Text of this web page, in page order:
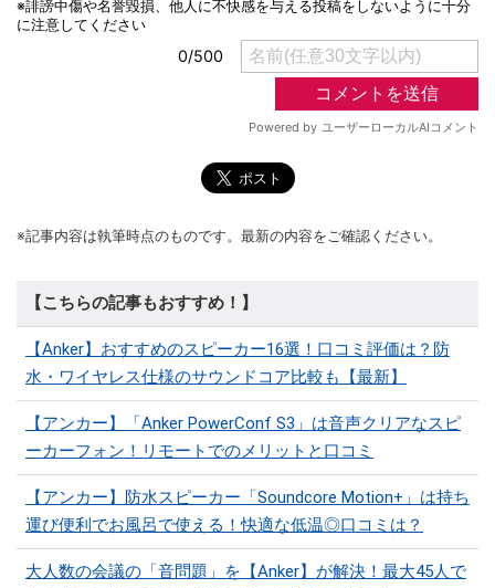
※記事内容は執筆時点のものです。最新の内容をご確認ください。
【こちらの記事もおすすめ！】
【Anker】おすすめのスピーカー16選！口コミ評価は？防
水・ワイヤレス仕様のサウンドコア比較も【最新】
【アンカー】「Anker PowerConf S3」は音声クリアなスピ
ーカーフォン！リモートでのメリットと口コミ
【アンカー】防水スピーカー「Soundcore Motion+」は持ち
運び便利でお風呂で使える！快適な低温◎口コミは？
大人数の会議の「音問題」を【Anker】が解決！最大45人で